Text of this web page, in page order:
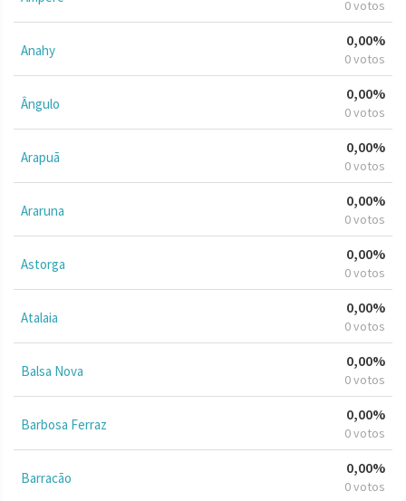
0 votos
Anahy
0,00%
0 votos
Ângulo
0,00%
0 votos
Arapuã
0,00%
0 votos
Araruna
0,00%
0 votos
Astorga
0,00%
0 votos
Atalaia
0,00%
0 votos
Balsa Nova
0,00%
0 votos
Barbosa Ferraz
0,00%
0 votos
Barracão
0,00%
0 votos